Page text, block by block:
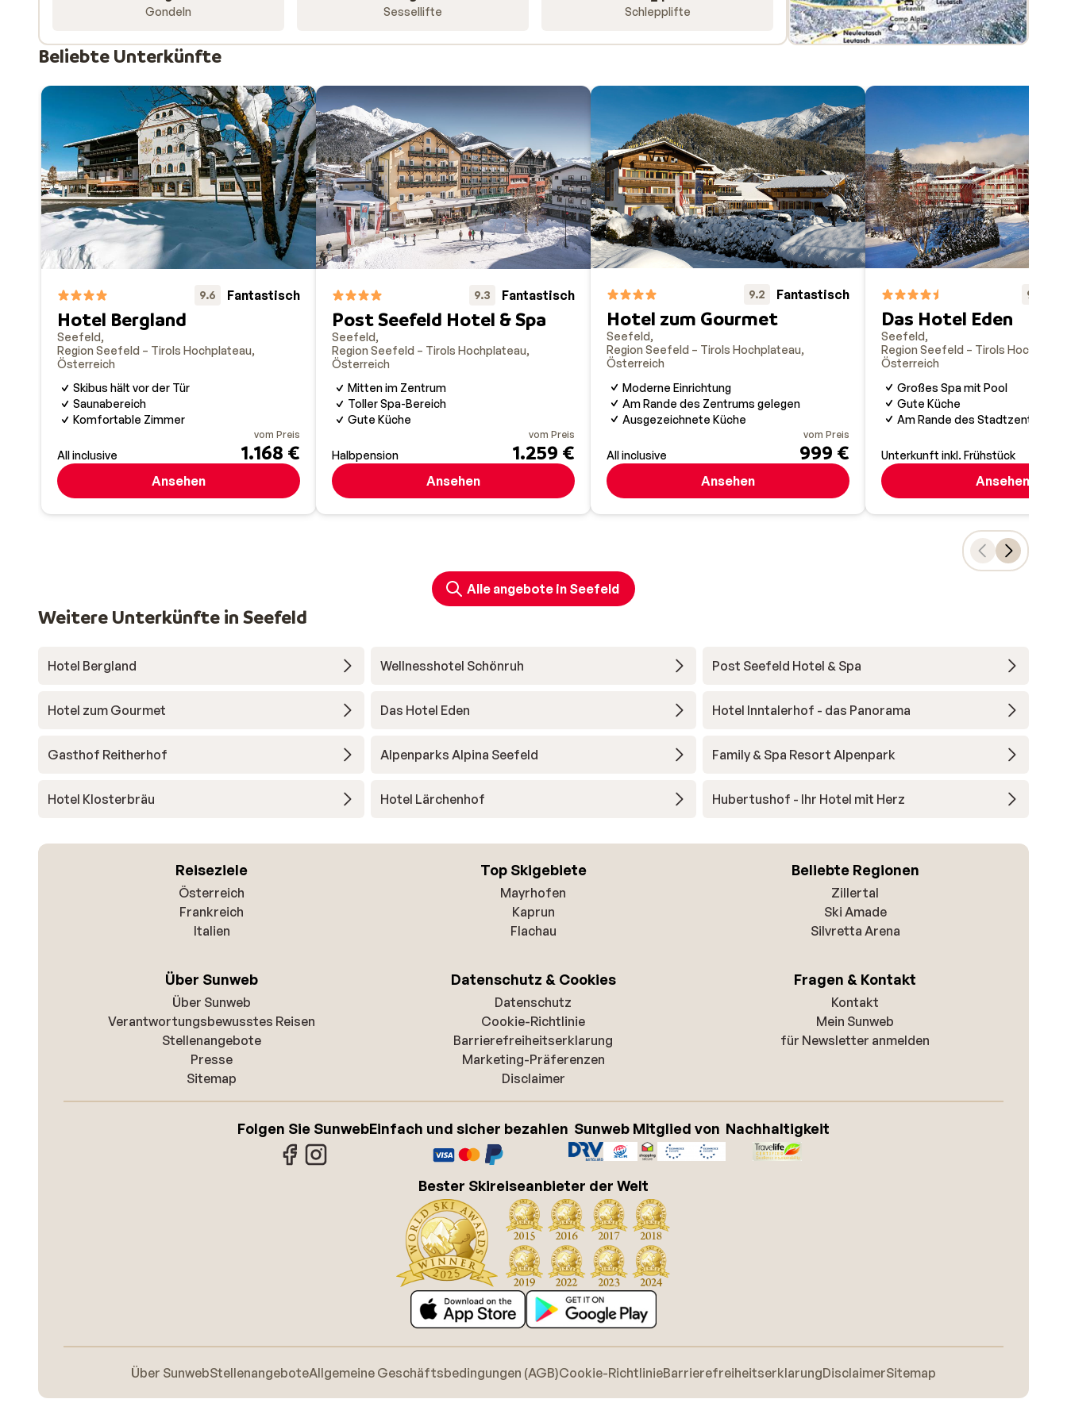
Gondeln Sessellifte Schlepplifte
Beliebte Unterkünfte
9.6 Fantastisch
Hotel Bergland
Seefeld
Region Seefeld – Tirols Hochplateau
Österreich
Skibus hält vor der Tür
Saunabereich
Komfortable Zimmer
All inclusive
vom Preis
1.168 €
Ansehen
9.3 Fantastisch
Post Seefeld Hotel & Spa
Seefeld
Region Seefeld – Tirols Hochplateau
Österreich
Mitten im Zentrum
Toller Spa-Bereich
Gute Küche
Halbpension
vom Preis
1.259 €
Ansehen
9.2 Fantastisch
Hotel zum Gourmet
Seefeld
Region Seefeld – Tirols Hochplateau
Österreich
Moderne Einrichtung
Am Rande des Zentrums gelegen
Ausgezeichnete Küche
All inclusive
vom Preis
999 €
Ansehen
9.1
Das Hotel Eden
Seefeld
Region Seefeld – Tirols
Österreich
Großes Spa mit Pool
Gute Küche
Am Rande des Stadtzentrums
Unterkunft inkl. Frühstück
Ansehen
Alle angebote in Seefeld
Weitere Unterkünfte in Seefeld
Hotel Bergland Wellnesshotel Schönruh Post Seefeld Hotel & Spa
Hotel zum Gourmet Das Hotel Eden Hotel Inntalerhof - das Panorama
Gasthof Reitherhof Alpenparks Alpina Seefeld Family & Spa Resort Alpenpark
Hotel Klosterbräu Hotel Lärchenhof Hubertushof - Ihr Hotel mit Herz
Reiseziele
Österreich
Frankreich
Italien
Top Skigebiete
Mayrhofen
Kaprun
Flachau
Beliebte Regionen
Zillertal
Ski Amade
Silvretta Arena
Über Sunweb
Über Sunweb
Verantwortungsbewusstes Reisen
Stellenangebote
Presse
Sitemap
Datenschutz & Cookies
Datenschutz
Cookie-Richtlinie
Barrierefreiheitserklarung
Marketing-Präferenzen
Disclaimer
Fragen & Kontakt
Kontakt
Mein Sunweb
für Newsletter anmelden
Folgen Sie SunwebEinfach und sicher bezahlen Sunweb Mitglied von Nachhaltigkeit
Bester Skireiseanbieter der Welt
Über SunwebStellenangeboteAllgemeine Geschäftsbedingungen (AGB)Cookie-RichtlinieBarrierefreiheitserklarungDisclaimerSitemap